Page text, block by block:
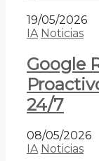
19/05/2026
IA Noticias
Google
24/7
08/05/2026
IA Noticias